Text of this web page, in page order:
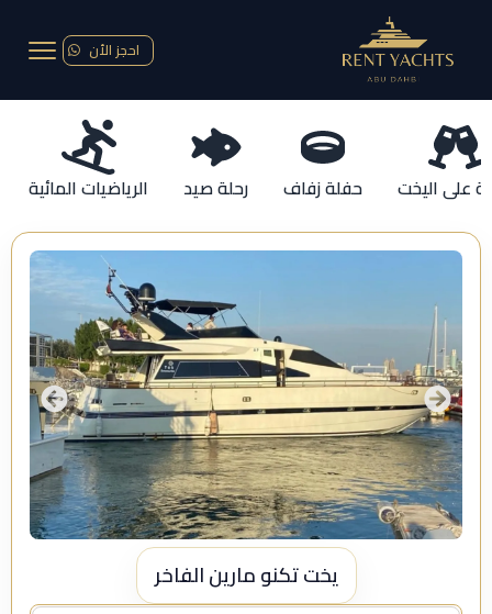
احجز الأن
على اليخت حفلة زفاف رحلة صيد الرياضيات المائية
يخت تكنو مارين الفاخر